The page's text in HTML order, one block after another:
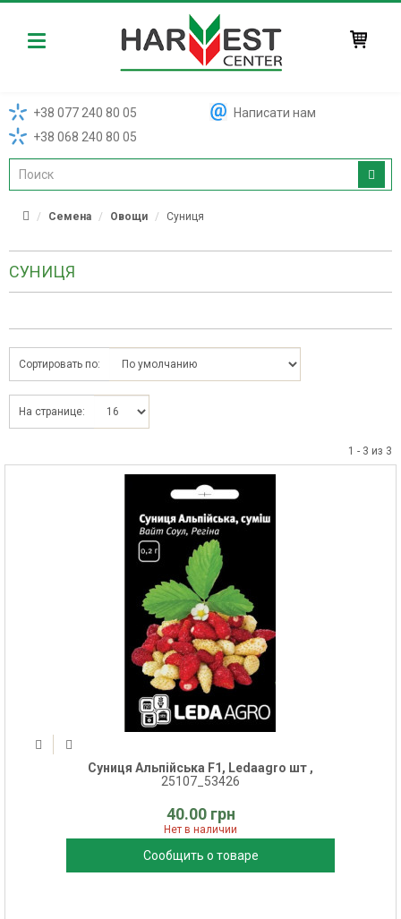
Harvest
+38 077 240 80 05
+38 068 240 80 05
Написати нам
Семена Овощи Суниця
СУНИЦЯ
Сортировать по:
На странице:
1 - 3 из 3
Суниця Альпійська F1, Ledaagro шт ,
25107_53426
40.00 грн
Нет в наличии
Сообщить о товаре